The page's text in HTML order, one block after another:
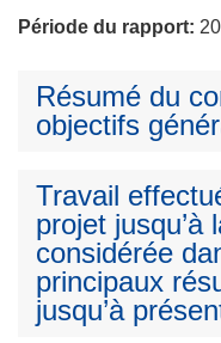
Période du rapport:
Résumé du
objectifs
Travail
projet jusqu’à
considérée
principaux
jusqu’à